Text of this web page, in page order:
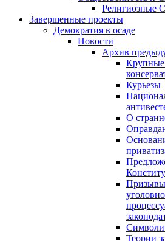
Религиозные
Завершенные проекты
Демократия в осаде
Новости
Архив
Крупные
Курьезы
О
Теории